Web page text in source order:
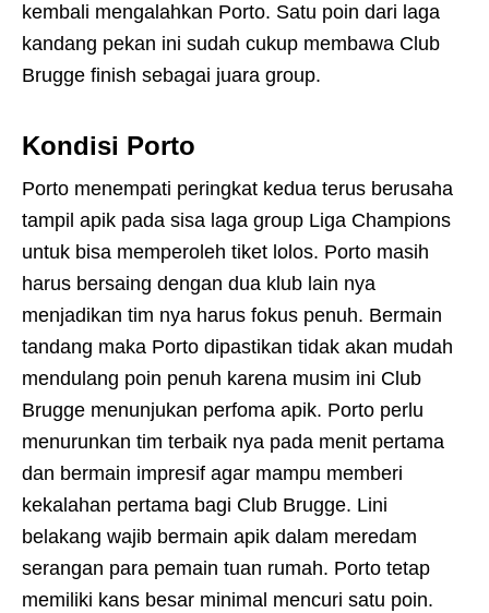
kembali mengalahkan Porto. Satu poin dari laga
kandang pekan ini sudah cukup membawa Club
Brugge finish sebagai juara group.
Kondisi Porto
Porto menempati peringkat kedua terus berusaha
tampil apik pada sisa laga group Liga Champions
untuk bisa memperoleh tiket lolos. Porto masih
harus bersaing dengan dua klub lain nya
menjadikan tim nya harus fokus penuh. Bermain
tandang maka Porto dipastikan tidak akan mudah
mendulang poin penuh karena musim ini Club
Brugge menunjukan perfoma apik. Porto perlu
menurunkan tim terbaik nya pada menit pertama
dan bermain impresif agar mampu memberi
kekalahan pertama bagi Club Brugge. Lini
belakang wajib bermain apik dalam meredam
serangan para pemain tuan rumah. Porto tetap
memiliki kans besar minimal mencuri satu poin.